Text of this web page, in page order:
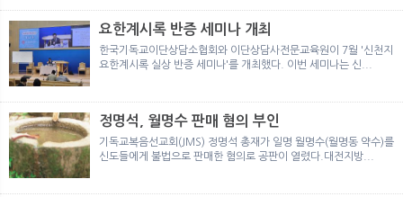
요한계시록 반증 세미나 개최
한국기독교이단상담소협회와 이단상담사전문교육원이 7월 '신천지
요한계시록 실상 반증 세미나'를 개최했다. 이번 세미나는 신...
정명석, 월명수 판매 혐의 부인
기독교복음선교회(JMS) 정명석 총재가 일명 월명수(월명동 약수)를
신도들에게 불법으로 판매한 혐의로 공판이 열렸다.대전지방...